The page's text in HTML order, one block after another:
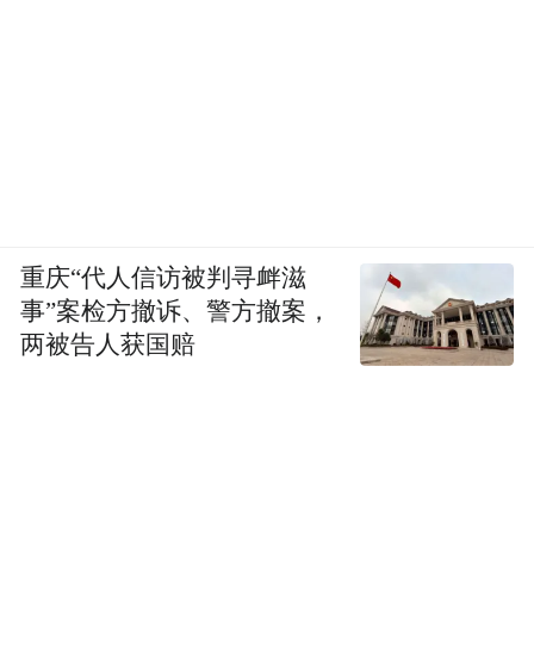
重庆“代人信访被判寻衅滋
事”案检方撤诉、警方撤案，
两被告人获国赔